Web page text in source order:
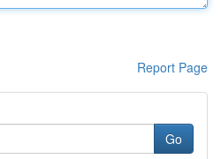
Report Page
Go